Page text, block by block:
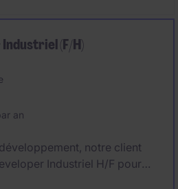
ci sur le territoire.
(F/H)
an
notre client
Industriel H/F pour